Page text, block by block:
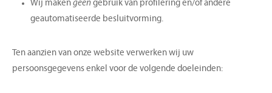
Wij maken geen gebruik van profilering en/of andere
geautomatiseerde besluitvorming.
Ten aanzien van onze website verwerken wij uw
persoonsgegevens enkel voor de volgende doeleinden: